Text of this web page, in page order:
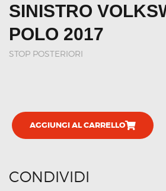
SINISTRO
POLO 2017
STOP POSTERIORI
AGGIUNGI AL CARRELLO
CONDIVIDI